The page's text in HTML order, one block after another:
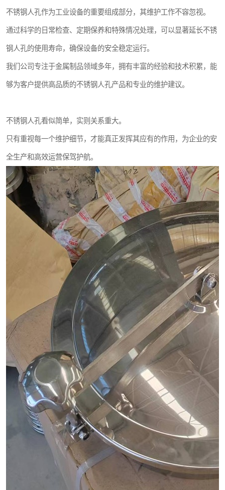
不锈钢人孔作为工业设备的重要组成部分，其维护工作不容忽视。
通过科学的日常检查、定期保养和特殊情况处理，可以显著延长不锈
钢人孔的使用寿命，确保设备的安全稳定运行。
我们公司专注于金属制品领域多年，拥有丰富的经验和技术积累，能
够为客户提供高品质的不锈钢人孔产品和专业的维护建议。
不锈钢人孔看似简单，实则关系重大。
只有重视每一个维护细节，才能真正发挥其应有的作用，为企业的安
全生产和高效运营保驾护航。